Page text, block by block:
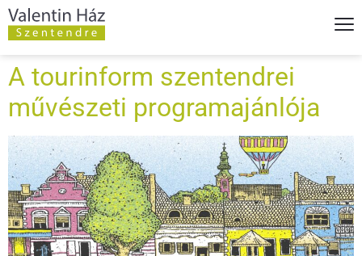
A tourinform szentendrei
művészeti programajánlója